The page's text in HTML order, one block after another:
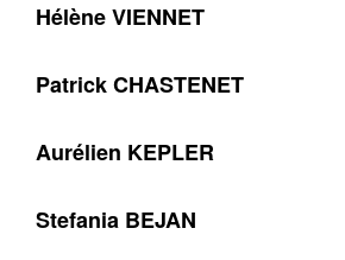
Hélène VIENNET
Patrick CHASTENET
Aurélien KEPLER
Stefania BEJAN